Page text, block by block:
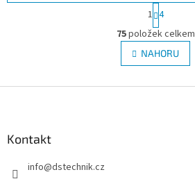
O
v
l
á
S
t
r
á
n
k
v
1 4
75položek celkem
NAHORU
Kontakt
info@dstechnik.cz